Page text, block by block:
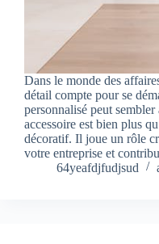
Dans le monde des
détail compte pour se
personnalisé peut
accessoire est bien plus
décoratif. Il joue un rôle
votre entreprise et
64yeafdjfudjsud